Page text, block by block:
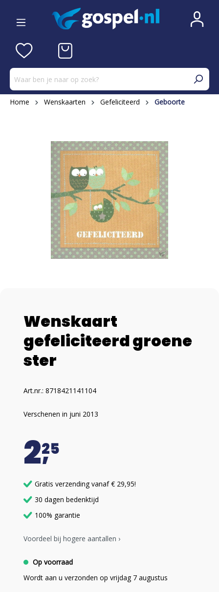
Home Wenskaarten Gefeliciteerd Geboorte
Wenskaart
gefeliciteerd groene
ster
Art.nr.: 8718421141104
Verschenen in juni 2013
225
Gratis verzending vanaf € 29,95!
30 dagen bedenktijd
100% garantie
Voordeel bij hogere aantallen ›
Op voorraad
Wordt aan u verzonden op vrijdag 7 augustus